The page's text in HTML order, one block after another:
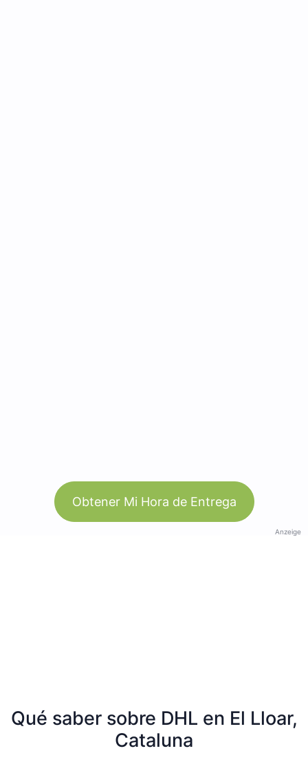
Obtener Mi Hora de Entrega
Anzeige
Qué saber sobre DHL en El Lloar,
Cataluna